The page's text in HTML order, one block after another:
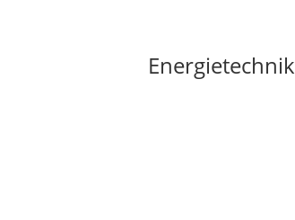
Energietechnik